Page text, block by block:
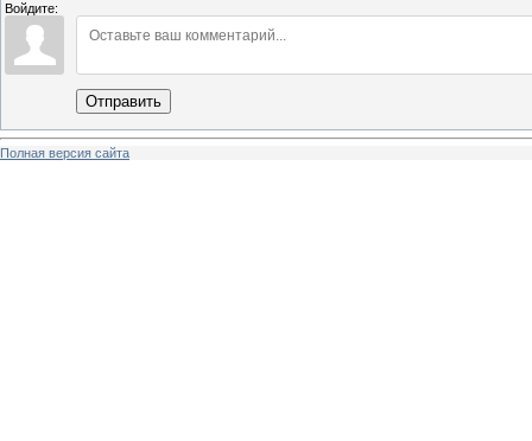
Войдите:
Отправить
Полная версия сайта